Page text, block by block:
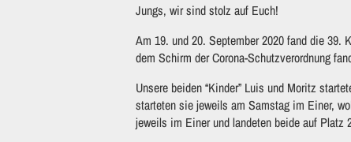
Jungs, wir sind stolz auf Euch!
Am 19. und 20. September 2020 fand die 39.
dem Schirm der Corona-Schutzverordnung
Unsere beiden “Kinder” Luis und Moritz
starteten sie jeweils am Samstag im Einer,
jeweils im Einer und landeten beide auf